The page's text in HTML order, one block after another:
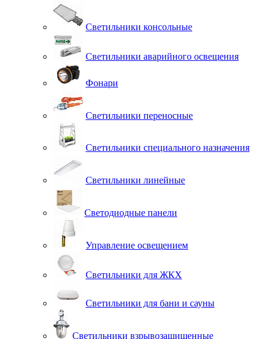
Светильники консольные
Светильники аварийного освещения
Фонари
Светильники переносные
Светильники специального назначения
Светильники линейные
Светодиодные панели
Управление освещением
Светильники для ЖКХ
Светильники для бани и сауны
Светильники взрывозащищенные